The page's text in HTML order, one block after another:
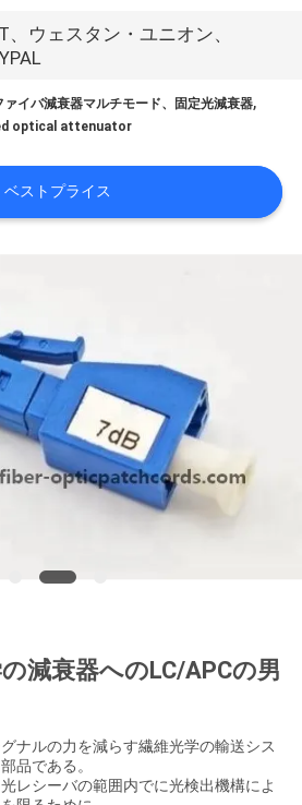
、ウェスタン・ユニオン、
ァイバ減衰器マルチモード、固定光減衰器,
optical attenuator
ベストプライス
減衰器へのLC/APCの男
ナルの力を減らす繊維光学の輸送シス
品である。
レシーバの範囲内でに光検出機構によ